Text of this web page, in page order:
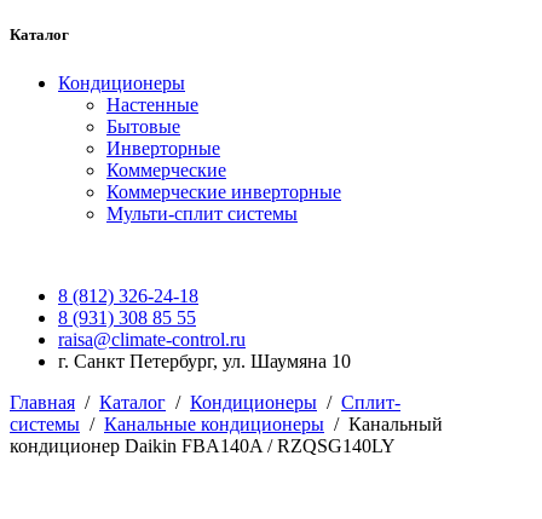
Каталог
Кондиционеры
Настенные
Бытовые
Инверторные
Коммерческие
Коммерческие инверторные
Мульти-сплит системы
8 (812) 326-24-18
8 (931) 308 85 55
raisa@climate-control.ru
г. Санкт Петербург, ул. Шаумяна 10
Главная / Каталог / Кондиционеры / Сплит-
системы / Канальные кондиционеры / Канальный
кондиционер Daikin FBA140A / RZQSG140LY